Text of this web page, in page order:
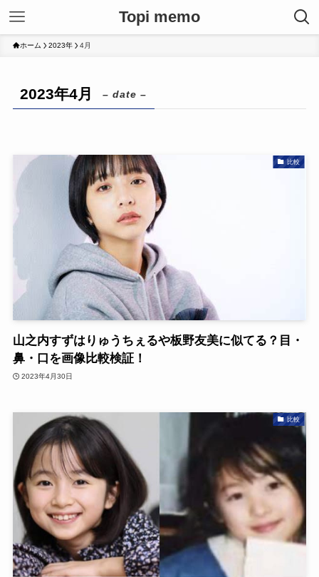
Topi memo
ホーム 2023年 4月
2023年4月 – date –
比較
山之内すずはりゅうちぇるや板野友美に似てる？目・
鼻・口を画像比較検証！
2023年4月30日
比較